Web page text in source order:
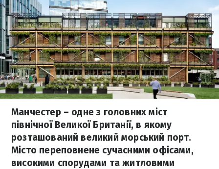
Манчестер – одне з головних міст
північної Великої Британії, в якому
розташований великий морський порт.
Місто переповнене сучасними офісами,
високими спорудами та житловими